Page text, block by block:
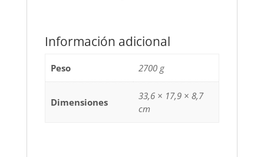
Información adicional
Peso 2700 g
Dimensiones
33,6 × 17,9 × 8,7
cm